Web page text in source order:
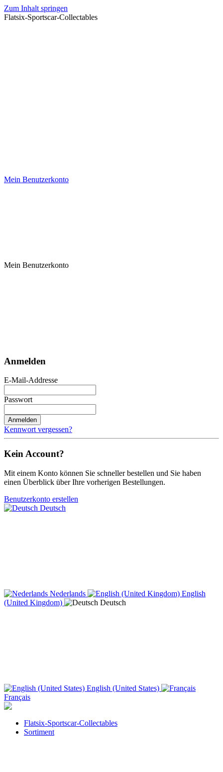
Zum Inhalt springen
Flatsix-Sportscar-Collectables
Mein Benutzerkonto
Mein Benutzerkonto
Anmelden
E-Mail-Addresse
Passwort
Anmelden
Kennwort vergessen?
Kein Account?
Mit einem Konto können Sie schneller bestellen und Sie haben
einen Überblick über Ihre vorherigen Bestellungen.
Benutzerkonto erstellen
Deutsch
Nederlands
English
(United Kingdom)
Deutsch
English (United States)
Français
Flatsix-Sportscar-Collectables
Sortiment